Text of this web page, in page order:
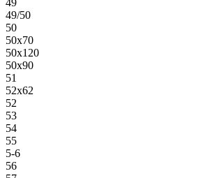
49/50
50
50х70
50х120
50х90
51
52х62
52
53
54
55
5-6
56